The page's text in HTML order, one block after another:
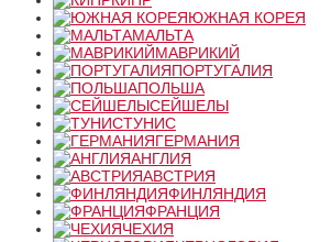
ЮЖНАЯ КОРЕЯ
МАЛЬТА
МАВРИКИЙ
ПОРТУГАЛИЯ
ПОЛЬША
СЕЙШЕЛЫ
ТУНИС
ГЕРМАНИЯ
АНГЛИЯ
АВСТРИЯ
ФИНЛЯНДИЯ
ФРАНЦИЯ
ЧЕХИЯ